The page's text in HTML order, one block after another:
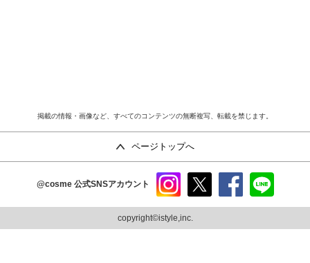
掲載の情報・画像など、すべてのコンテンツの無断複写、転載を禁じます。
ページトップへ
@cosme 公式SNSアカウント
ram
copyright©istyle,inc.